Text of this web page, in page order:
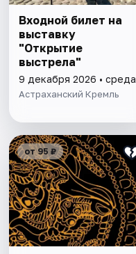
Входной билет на
выставку
"Открытие
выстрела"
9 декабря 2026 • среда
Астраханский Кремль
от 95 ₽